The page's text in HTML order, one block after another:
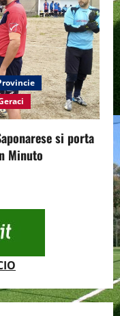
si porta
Minuto